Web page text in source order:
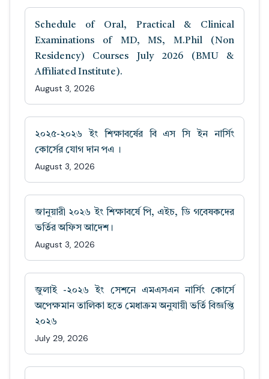
Schedule of Oral, Practical & Clinical
Examinations of MD, MS, M.Phil (Non
Residency) Courses July 2026 (BMU &
Affiliated Institute).
August 3, 2026
২০২৫-২০২৬ ইং শিক্ষাবর্ষের বি এস সি ইন নার্সিং
কোর্সের যোগ দান পএ ।
August 3, 2026
জানুয়ারী ২০২৬ ইং শিক্ষাবর্ষে পি, এইচ, ডি গবেষকদের
ভর্তির অফিস আদেশ।
August 3, 2026
জুলাই -২০২৬ ইং সেশনে এমএসএন নার্সিং কোর্সে
অপেক্ষমান তালিকা হতে মেধাক্রম অনুযায়ী ভর্তি বিজ্ঞপ্তি
২০২৬
July 29, 2026